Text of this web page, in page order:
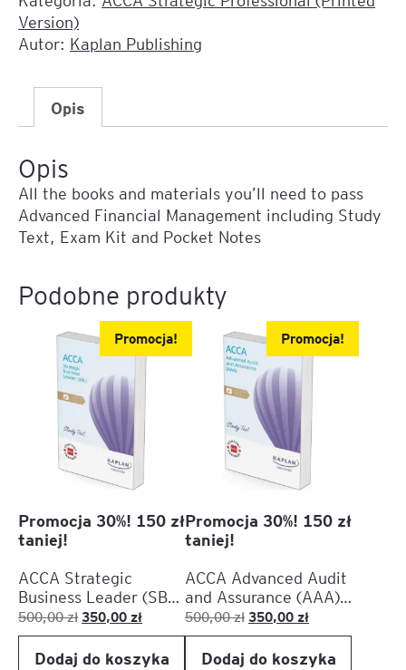
Advanced
Financial
(AFM)
Printed
(Study
Text,
Exam
Kit,
Version)
Autor: Kaplan Publishing
Opis
Opis
All the books and materials you’ll need to pass
Advanced Financial Management including Study
Text, Exam Kit and Pocket Notes
Podobne produkty
Promocja!
Promocja 30%! 150 zł
taniej!
ACCA Strategic
Business Leader (SBL)
– Printed Version
(Study Text, Exam
Kit, Pocket Notes)
500,00zł Pierwotna
cena
wynosiła:
350,00 złAktualna
cena
wynosi:
Dodaj do koszyka
Promocja!
Promocja 30%! 150 zł
taniej!
ACCA Advanced Audit
and Assurance (AAA) –
Printed Version
(Study Text, Exam
Kit, Pocket Notes)
500,00zł Pierwotna
cena
wynosiła:
350,00 złAktualna
cena
wynosi:
Dodaj do koszyka